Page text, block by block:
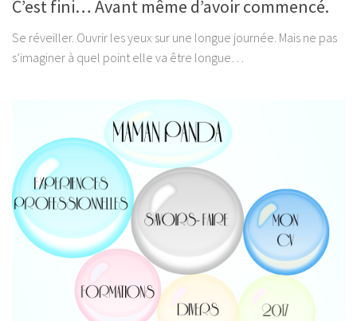
C’est fini… Avant même d’avoir commencé.
Se réveiller. Ouvrir les yeux sur une longue journée. Mais ne pas
s’imaginer à quel point elle va être longue…